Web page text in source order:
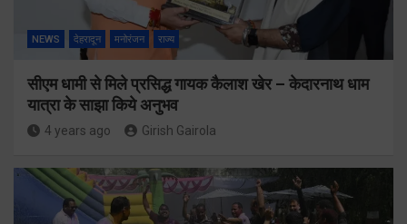
NEWS देहरादून मनोरंजन राज्य
सीएम धामी से मिले प्रसिद्ध गायक कैलाश खेर – केदारनाथ धाम
यात्रा के साझा किये अनुभव
4 years ago Girish Gairola